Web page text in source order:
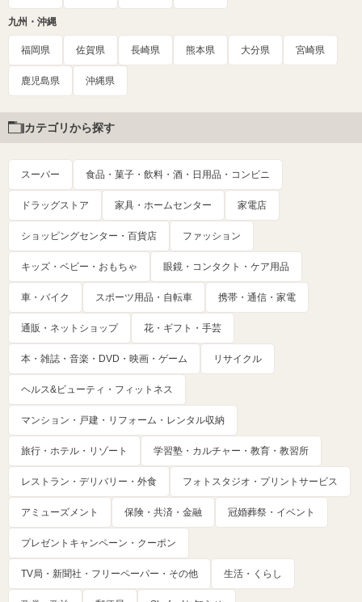
九州・沖縄
福岡県 佐賀県 長崎県 熊本県 大分県 宮崎県
鹿児島県 沖縄県
カテゴリから探す
スーパー 食品・菓子・飲料・酒・日用品・コンビニ
ドラッグストア 家具・ホームセンター 家電店
ショッピングセンター・百貨店 ファッション
キッズ・ベビー・おもちゃ 眼鏡・コンタクト・ケア用品
車・バイク スポーツ用品・自転車 携帯・通信・家電
通販・ネットショップ 花・ギフト・手芸
本・雑誌・音楽・DVD・映画・ゲーム リサイクル
ヘルス&ビューティ・フィットネス
マンション・戸建・リフォーム・レンタル収納
旅行・ホテル・リゾート 学習塾・カルチャー・教育・教習所
レストラン・デリバリー・外食 フォトスタジオ・プリントサービス
アミューズメント 保険・共済・金融 冠婚葬祭・イベント
プレゼントキャンペーン・クーポン
TV局・新聞社・フリーペーパー・その他 生活・くらし